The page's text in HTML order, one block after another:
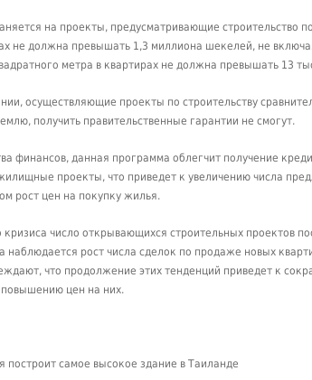
на проекты, предусматривающие строительство
не должна превышать 1,3 миллиона шекелей, не
метра в квартирах не должна превышать 13
осуществляющие проекты по строительству
получить правительственные гарантии не смогут.
финансов, данная программа облегчит получение
проекты, что приведет к увеличению числа
рост цен на покупку жилья.
число открывающихся строительных проектов
наблюдается рост числа сделок по продаже новых
что продолжение этих тенденций приведет к
повышению цен на них.
построит самое высокое здание в Таиланде